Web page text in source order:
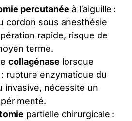
percutanée à l’aiguille :
cordon sous anesthésie
rapide, risque de
terme.
collagénase lorsque
rupture enzymatique du
invasive, nécessite un
partielle chirurgicale :